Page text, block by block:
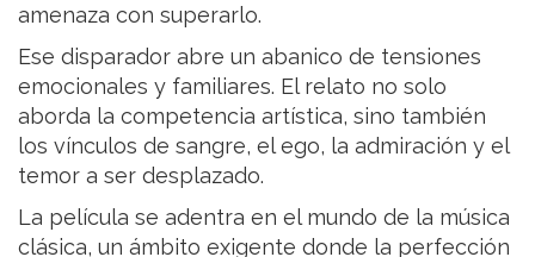
amenaza con superarlo.
Ese disparador abre un abanico de tensiones
emocionales y familiares. El relato no solo
aborda la competencia artística, sino también
los vínculos de sangre, el ego, la admiración y el
temor a ser desplazado.
La película se adentra en el mundo de la música
clásica, un ámbito exigente donde la perfección